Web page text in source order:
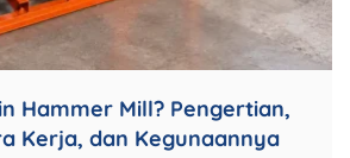
Hammer Mill? Pengertian,
Kerja, dan Kegunaannya